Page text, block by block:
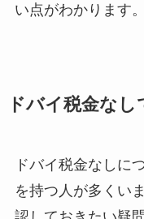
い点がわかります。
ドバイ税金な
ドバイ税金なしに
を持つ人が多くい